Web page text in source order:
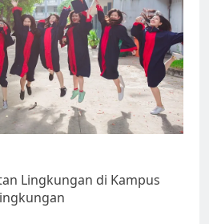
Lingkungan di Kampus